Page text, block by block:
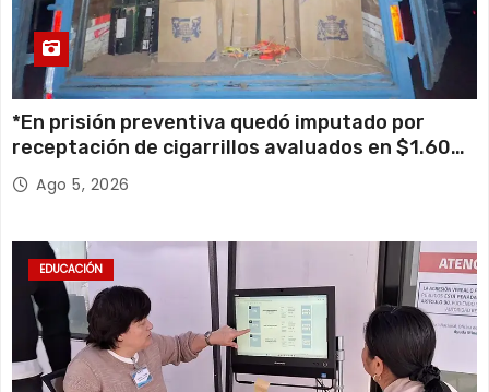
*En prisión preventiva quedó imputado por
receptación de cigarrillos avaluados en $1.600
millones*
Ago 5, 2026
EDUCACIÓN